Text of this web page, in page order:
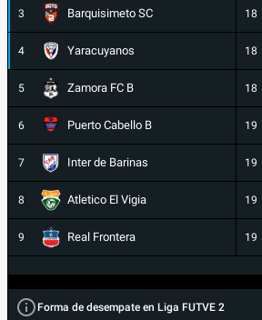
3 Barquisimeto SC 18
4 Yaracuyanos 18
5 Zamora FC B 18
6 Puerto Cabello B 19
7 Inter de Barinas 19
8 Atletico El Vigia 19
9 Real Frontera 19
Forma de desempate en Liga FUTVE 2